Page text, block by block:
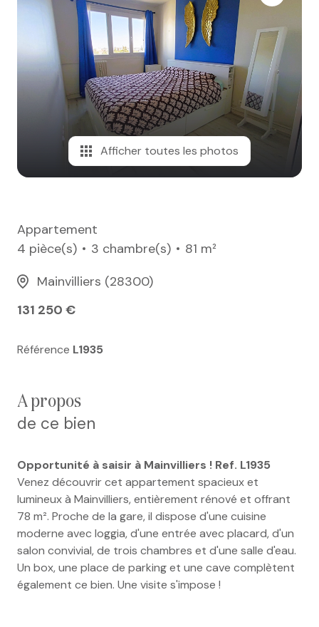
agence
nos
honoraires
contact
Afficher toutes les photos
Appartement
4 pièce(s)
3 chambre(s)
81 m²
Mainvilliers (28300)
131 250 €
Référence L1935
a propos
de ce bien
Opportunité à saisir à Mainvilliers ! Ref. L1935
Venez découvrir cet appartement spacieux et
lumineux à Mainvilliers, entièrement rénové et offrant
78 m². Proche de la gare, il dispose d'une cuisine
moderne avec loggia, d'une entrée avec placard, d'un
salon convivial, de trois chambres et d'une salle d'eau.
Un box, une place de parking et une cave complètent
également ce bien. Une visite s'impose !